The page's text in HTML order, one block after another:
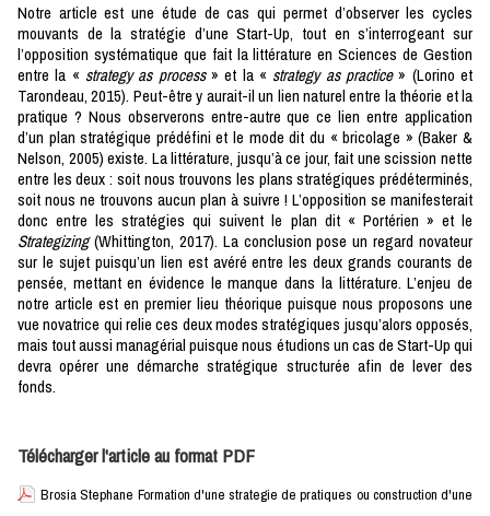
Notre article est une étude de cas qui permet d’observer les cycles
mouvants de la stratégie d’une Start-Up, tout en s’interrogeant sur
l’opposition systématique que fait la littérature en Sciences de Gestion
entre la « strategy as process» et la « strategy as practice» (Lorino et
Tarondeau, 2015). Peut-être y aurait-il un lien naturel entre la théorie et la
pratique ? Nous observerons entre-autre que ce lien entre application
d’un plan stratégique prédéfini et le mode dit du « bricolage » (Baker &
Nelson, 2005) existe. La littérature, jusqu’à ce jour, fait une scission nette
entre les deux : soit nous trouvons les plans stratégiques prédéterminés,
soit nous ne trouvons aucun plan à suivre ! L’opposition se manifesterait
donc entre les stratégies qui suivent le plan dit « Portérien » et le
Strategizing(Whittington, 2017). La conclusion pose un regard novateur
sur le sujet puisqu’un lien est avéré entre les deux grands courants de
pensée, mettant en évidence le manque dans la littérature. L’enjeu de
notre article est en premier lieu théorique puisque nous proposons une
vue novatrice qui relie ces deux modes stratégiques jusqu’alors opposés,
mais tout aussi managérial puisque nous étudions un cas de Start-Up qui
devra opérer une démarche stratégique structurée afin de lever des
fonds.
Télécharger l'article au format PDF
Brosia Stephane Formation d'une strategie de pratiques ou construction d'une